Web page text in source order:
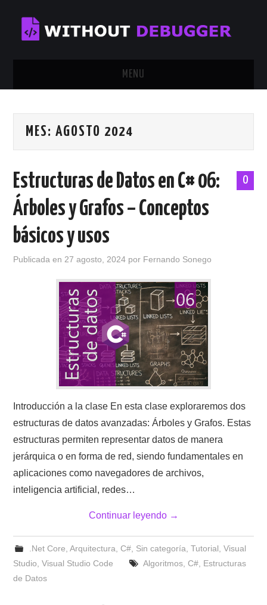
MENU
TUTORIALES
CONTÁCTAME
SOBRE MÍ
MES:AGOSTO 2024
0
Estructuras de Datos en C# 06:
Árboles y Grafos – Conceptos
básicos y usos
Publicada en27 agosto, 2024 por Fernando Sonego
Introducción a la clase En esta clase exploraremos dos
estructuras de datos avanzadas: Árboles y Grafos. Estas
estructuras permiten representar datos de manera
jerárquica o en forma de red, siendo fundamentales en
aplicaciones como navegadores de archivos,
inteligencia artificial, redes…
Continuar leyendo →
.Net Core, Arquitectura, C#, Sin categoría, Tutorial, Visual
Studio,Visual Studio Code Algoritmos, C#, Estructuras
de Datos